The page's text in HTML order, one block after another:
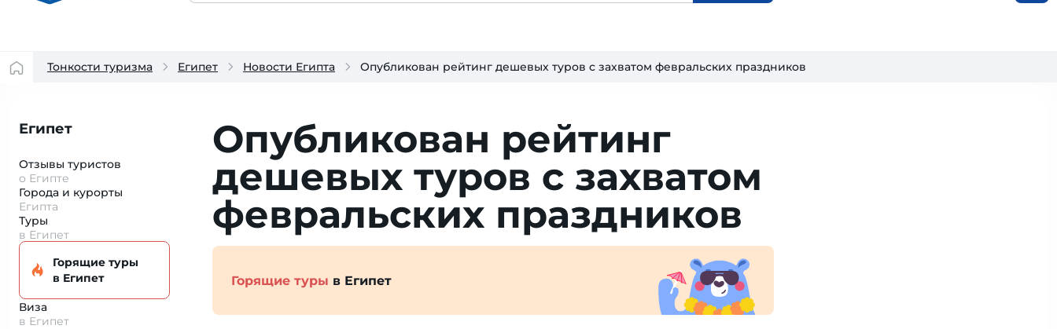
Тонкости туризма Египет Новости Египта Опубликован рейтинг дешевых туров с захватом февральских праздников
Египет
Отзывы туристов
о Египте
Города и курорты
Египта
Туры
в Египет
Горящие туры
в Египет
Виза
в Египет
Опубликован рейтинг
дешевых туров с захватом
февральских праздников
Горящие туры в Египет